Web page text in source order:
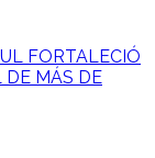
FORTALECIÓ
DE MÁS DE